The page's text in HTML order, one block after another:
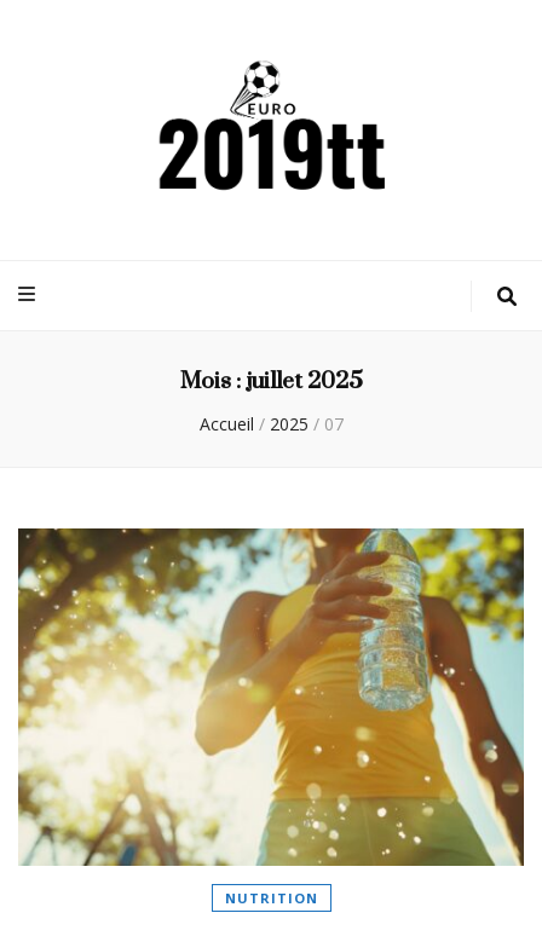
Mois :juillet 2025
Accueil / 2025 / 07
NUTRITION